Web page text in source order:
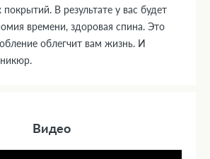
покрытий. В результате у вас будет
времени, здоровая спина. Это
облегчит вам жизнь. И
Видео